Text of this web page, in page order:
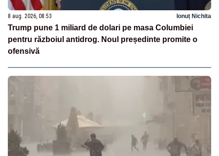
8 aug. 2026, 08:53 Ionuț Nichita
Trump pune 1 miliard de dolari pe masa Columbiei
pentru războiul antidrog. Noul președinte promite o
ofensivă